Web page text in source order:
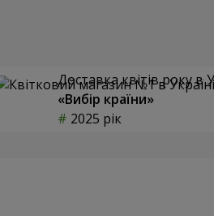
Доставка квітів року в
«Вибір країни»
2025 рік